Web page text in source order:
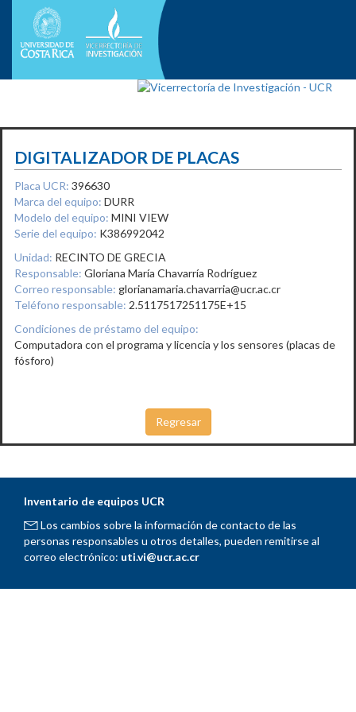
DIGITALIZADOR DE PLACAS
Placa UCR: 396630
Marca del equipo: DURR
Modelo del equipo: MINI VIEW
Serie del equipo: K386992042
Unidad: RECINTO DE GRECIA
Responsable: Gloriana María Chavarría Rodríguez
Correo responsable: glorianamaria.chavarria@ucr.ac.cr
Teléfono responsable: 2.5117517251175E+15
Condiciones de préstamo del equipo:
Computadora con el programa y licencia y los sensores (placas de
fósforo)
Inventario de equipos UCR
Los cambios sobre la información de contacto de las
personas responsables u otros detalles, pueden remitirse al
correo electrónico: uti.vi@ucr.ac.cr